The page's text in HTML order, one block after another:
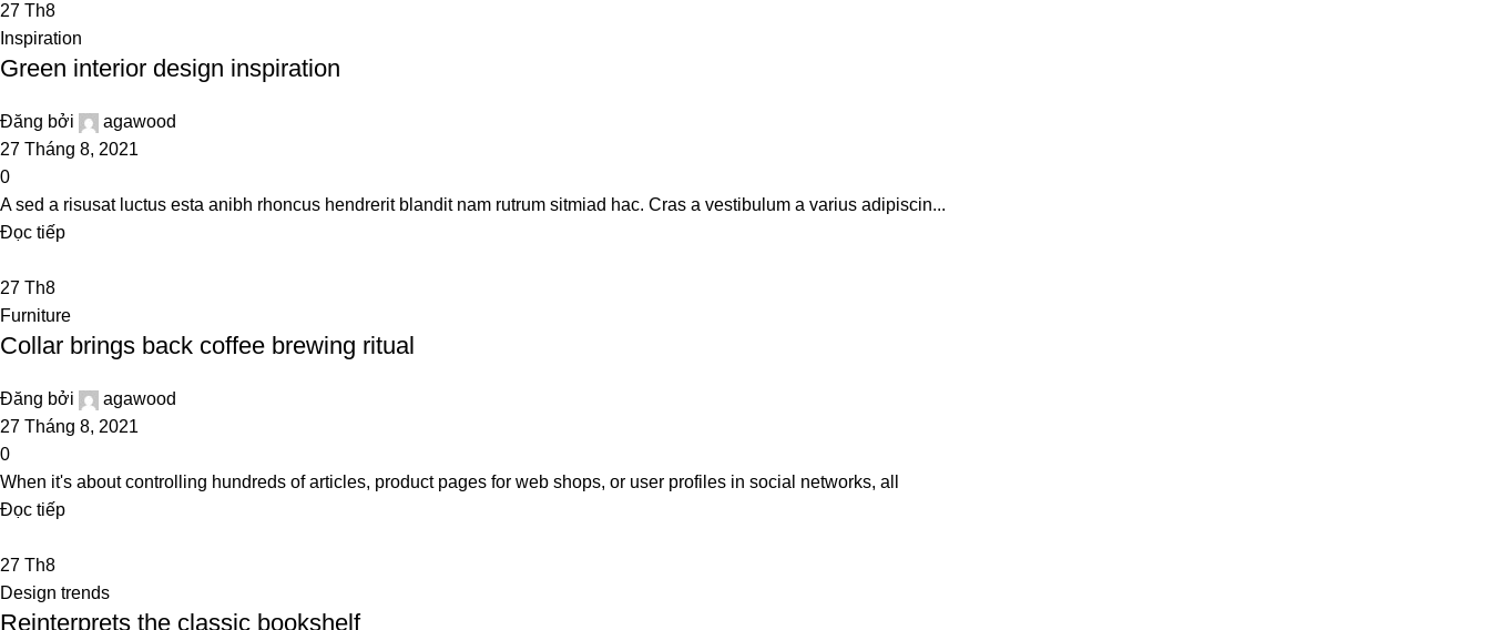
27 Th8
Inspiration
Green interior design inspiration
Đăng bởi
agawood
27 Tháng 8, 2021
0
A sed a risusat luctus esta anibh rhoncus hendrerit blandit nam rutrum sitmiad hac. Cras a vestibulum a varius adipiscin...
Đọc tiếp
27 Th8
Furniture
Collar brings back coffee brewing ritual
Đăng bởi
agawood
27 Tháng 8, 2021
0
When it's about controlling hundreds of articles, product pages for web shops, or user profiles in social networks, all
Đọc tiếp
27 Th8
Design trends
Reinterprets the classic bookshelf